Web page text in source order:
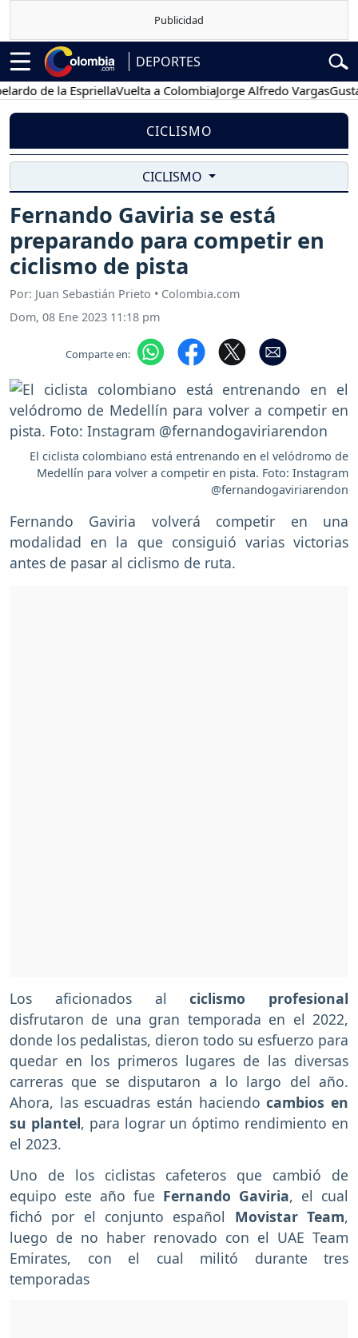
DEPORTES
de la EspriellaVuelta a ColombiaJorge Alfredo VargasGustavo
CICLISMO
CICLISMO
Fernando Gaviria se está
preparando para competir en
ciclismo de pista
Por: Juan Sebastián Prieto • Colombia.com
Dom, 08 Ene 2023 11:18 pm
Comparte en:
El ciclista colombiano está entrenando en el velódromo de
Medellín para volver a competir en pista. Foto: Instagram
@fernandogaviriarendon
Fernando Gaviria volverá competir en una
modalidad en la que consiguió varias victorias
antes de pasar al ciclismo de ruta.
Los aficionados alciclismo profesional
disfrutaron de una gran temporada en el 2022,
donde los pedalistas, dieron todo su esfuerzo para
quedar en los primeros lugares de las diversas
carreras que se disputaron a lo largo del año.
Ahora, las escuadras están haciendo cambios en
su plantel, para lograr un óptimo rendimiento en
el 2023.
Uno de los ciclistas cafeteros que cambió de
equipo este año fue Fernando Gaviria, el cual
fichó por el conjunto español Movistar Team,
luego de no haber renovado con el UAE Team
Emirates, con el cual militó durante tres
temporadas